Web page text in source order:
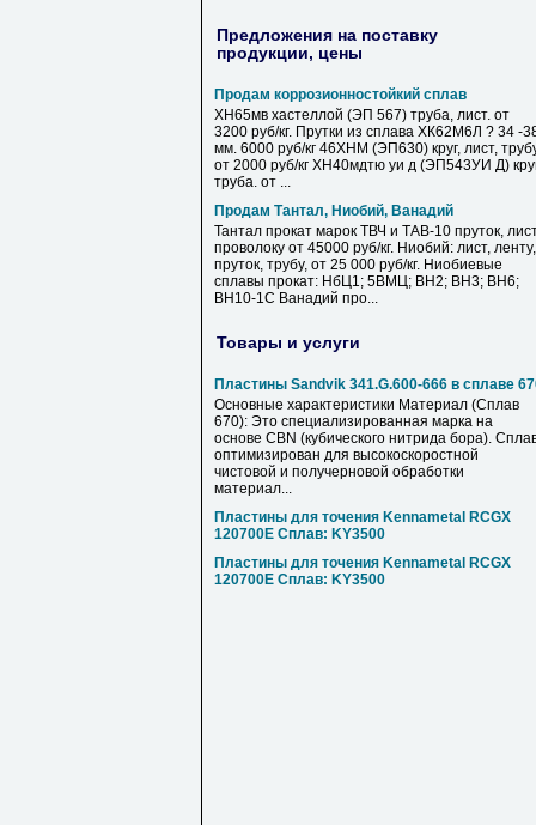
Предложения на поставку
продукции, цены
Продам коррозионностойкий сплав
ХН65мв хастеллой (ЭП 567) труба, лист. от
3200 руб/кг. Прутки из сплава ХК62М6Л ? 34 -
мм. 6000 руб/кг 46ХНМ (ЭП630) круг, лист,
от 2000 руб/кг ХН40мдтю уи д (ЭП543УИ Д)
труба. от ...
Продам Тантал, Ниобий, Ванадий
Тантал прокат марок ТВЧ и ТАВ-10 пруток,
проволоку от 45000 руб/кг. Ниобий: лист, ленту,
пруток, трубу, от 25 000 руб/кг. Ниобиевые
сплавы прокат: НбЦ1; 5ВМЦ; ВН2; ВН3; ВН6;
ВН10-1С Ванадий про...
Товары и услуги
Пластины Sandvik 341.G.600-666 в сплаве
Основные характеристики Материал (Сплав
670): Это специализированная марка на
основе CBN (кубического нитрида бора).
оптимизирован для высокоскоростной
чистовой и получерновой обработки
материал...
Пластины для точения Kennametal RCGX
120700E Сплав: KY3500
Пластины для точения Kennametal RCGX
120700E Сплав: KY3500